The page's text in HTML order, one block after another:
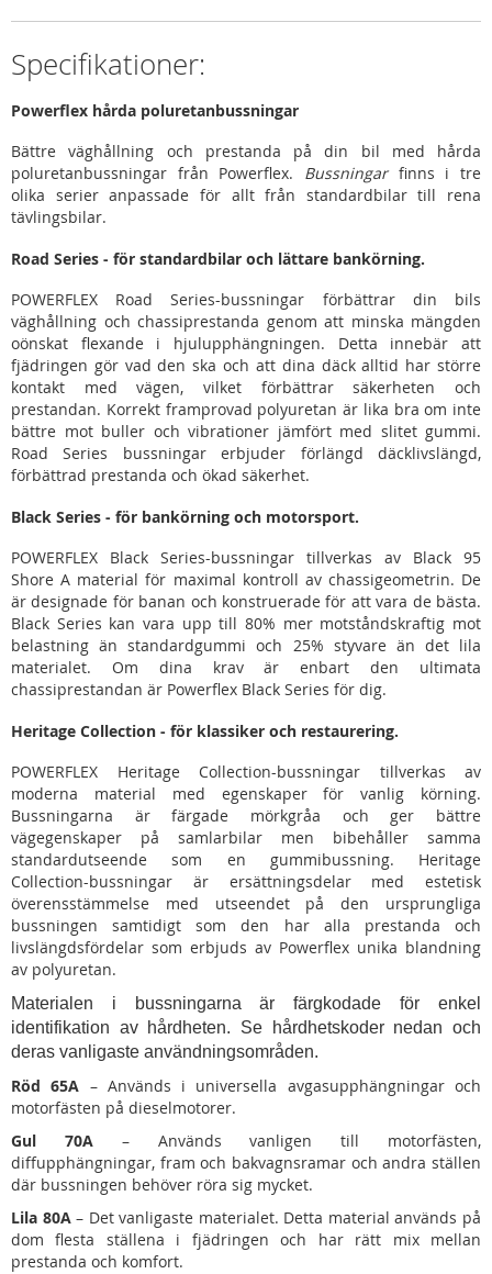
Specifikationer:
Powerflex hårda poluretanbussningar
Bättre väghållning och prestanda på din bil med hårda
poluretanbussningar från Powerflex. Bussningar finns i tre
olika serier anpassade för allt från standardbilar till rena
tävlingsbilar.
Road Series - för standardbilar och lättare bankörning.
POWERFLEX Road Series-bussningar förbättrar din bils
väghållning och chassiprestanda genom att minska mängden
oönskat flexande i hjulupphängningen. Detta innebär att
fjädringen gör vad den ska och att dina däck alltid har större
kontakt med vägen, vilket förbättrar säkerheten och
prestandan. Korrekt framprovad polyuretan är lika bra om inte
bättre mot buller och vibrationer jämfört med slitet gummi.
Road Series bussningar erbjuder förlängd däcklivslängd,
förbättrad prestanda och ökad säkerhet.
Black Series - för bankörning och motorsport.
POWERFLEX Black Series-bussningar tillverkas av Black 95
Shore A material för maximal kontroll av chassigeometrin. De
är designade för banan och konstruerade för att vara de bästa.
Black Series kan vara upp till 80% mer motståndskraftig mot
belastning än standardgummi och 25% styvare än det lila
materialet. Om dina krav är enbart den ultimata
chassiprestandan är Powerflex Black Series för dig.
Heritage Collection - för klassiker och restaurering.
POWERFLEX Heritage Collection-bussningar tillverkas av
moderna material med egenskaper för vanlig körning.
Bussningarna är färgade mörkgråa och ger bättre
vägegenskaper på samlarbilar men bibehåller samma
standardutseende som en gummibussning. Heritage
Collection-bussningar är ersättningsdelar med estetisk
överensstämmelse med utseendet på den ursprungliga
bussningen samtidigt som den har alla prestanda och
livslängdsfördelar som erbjuds av Powerflex unika blandning
av polyuretan.
Materialen i bussningarna är färgkodade för enkel
identifikation av hårdheten. Se hårdhetskoder nedan och
deras vanligaste användningsområden.
Röd 65A – Används i universella avgasupphängningar och
motorfästen på dieselmotorer.
Gul 70A– Används vanligen till motorfästen,
diffupphängningar, fram och bakvagnsramar och andra ställen
där bussningen behöver röra sig mycket.
Lila 80A– Det vanligaste materialet. Detta material används på
dom flesta ställena i fjädringen och har rätt mix mellan
prestanda och komfort.